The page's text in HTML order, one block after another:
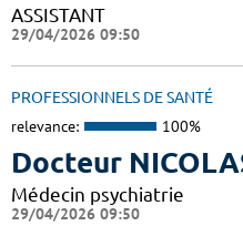
ASSISTANT
29/04/2026 09:50
PROFESSIONNELS DE SANTÉ
relevance: 100%
Docteur
Médecin psychiatrie
29/04/2026 09:50